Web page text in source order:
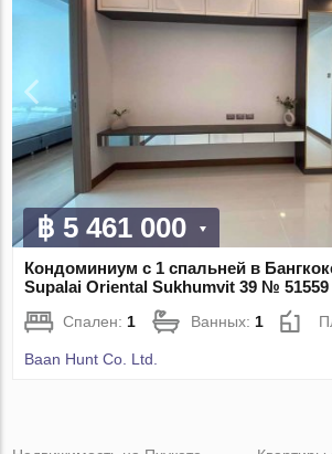
฿ 5 461 000
Кондоминиум с 1 спальней в
Supalai Oriental Sukhumvit 39 № 51559
Спален: 1 Ванных: 1
Baan Hunt Co. Ltd.